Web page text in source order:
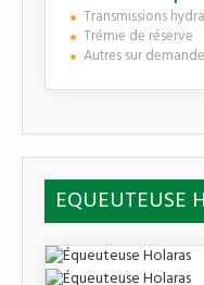
Transmissions
Trémie de réserve
Autres sur demande
EQUEUTEUSE